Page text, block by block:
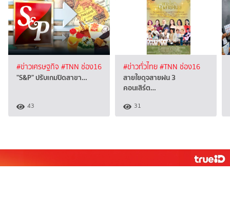
#ข่าวเศรษฐกิจ #TNN ช่อง16
"S&P" ปรับเกมปิดสาขา…
43
#ข่าวทั่วไทย#TNN ช่อง16
สายใยดุจสายฝน 3
คอนเสิร์ต…
31